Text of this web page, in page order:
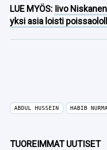
LUE MYÖS: Iivo
yksi asia loisti
ABDUL HUSSEIN HABIB
TUOREIMMAT UUTISET